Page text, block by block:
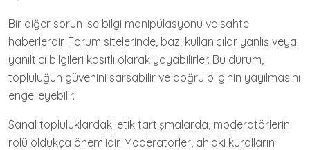
Bir diğer sorun ise bilgi manipülasyonu ve sahte
haberlerdir. Forum sitelerinde, bazı kullanıcılar yanlış veya
yanıltıcı bilgileri kasıtlı olarak yayabilirler. Bu durum,
topluluğun güvenini sarsabilir ve doğru bilginin yayılmasını
engelleyebilir.
Sanal topluluklardaki etik tartışmalarda, moderatörlerin
rolü oldukça önemlidir. Moderatörler, ahlaki kuralların